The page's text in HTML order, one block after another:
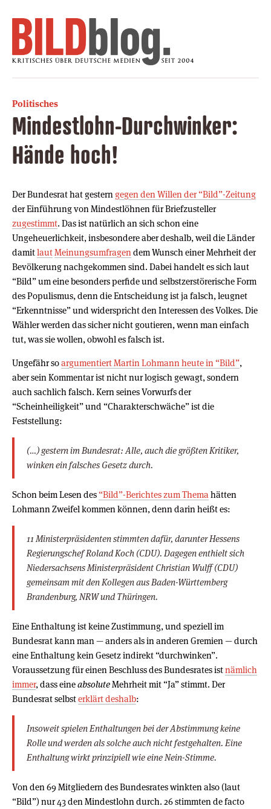
Politisches
Mindestlohn-Durchwinker:
Hände hoch!
Der Bundesrat hat gestern gegen den Willen der “Bild”-Zeitung
der Einführung von Mindestlöhnen für Briefzusteller
zugestimmt. Das ist natürlich an sich schon eine
Ungeheuerlichkeit, insbesondere aber deshalb, weil die Länder
damitlautMeinungsumfragen dem Wunsch einer Mehrheit der
Bevölkerung nachgekommen sind. Dabei handelt es sich laut
“Bild” um eine besonders perfide und selbstzerstörerische Form
des Populismus, denn die Entscheidung ist ja falsch, leugnet
“Erkenntnisse” und widerspricht den Interessen des Volkes. Die
Wähler werden das sicher nicht goutieren, wenn man einfach
tut, was sie wollen, obwohl es falsch ist.
Ungefähr soargumentiert Martin Lohmann heute in “Bild”,
aber sein Kommentar ist nicht nur logisch gewagt, sondern
auch sachlich falsch. Kern seines Vorwurfs der
“Scheinheiligkeit” und “Charakterschwäche” ist die
Feststellung:
(…) gestern im Bundesrat: Alle, auch die größten Kritiker,
winken ein falsches Gesetz durch.
Schon beim Lesen des “Bild”-Berichtes zum Thema hätten
Lohmann Zweifel kommen können, denn darin heißt es:
11 Ministerpräsidenten stimmten dafür, darunter Hessens
Regierungschef Roland Koch (CDU). Dagegen enthielt sich
Niedersachsens Ministerpräsident Christian Wulff (CDU)
gemeinsam mit den Kollegen aus Baden-Württemberg
Brandenburg, NRW und Thüringen.
Eine Enthaltung ist keine Zustimmung, und speziell im
Bundesrat kann man — anders als in anderen Gremien — durch
eine Enthaltung kein Gesetz indirekt “durchwinken”.
Voraussetzung für einen Beschluss des Bundesrates istnämlich
immer, dass eineabsoluteMehrheit mit “Ja” stimmt. Der
Bundesrat selbsterklärt deshalb:
Insoweit spielen Enthaltungen bei der Abstimmung keine
Rolle und werden als solche auch nicht festgehalten. Eine
Enthaltung wirkt prinzipiell wie eine Nein-Stimme.
Von den 69 Mitgliedern des Bundesrates winkten also (laut
“Bild”) nur 43 den Mindestlohn durch. 26 stimmten de facto